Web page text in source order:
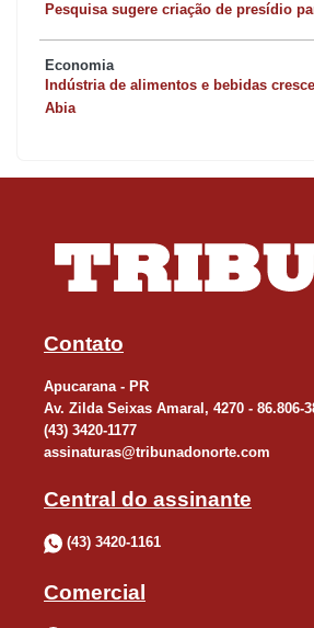
Pesquisa sugere criação de presídio
Economia
Indústria de alimentos e bebidas
Abia
Contato
Apucarana - PR
Av. Zilda Seixas Amaral, 4270 - 86.806-
(43) 3420-1177
assinaturas@tribunadonorte.com
Central do assinante
(43) 3420-1161
Comercial